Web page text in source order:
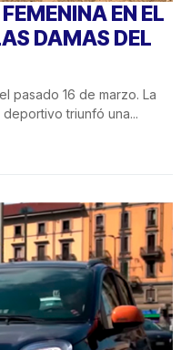
EN EL
DAMAS DEL
pasado 16 de marzo. La
triunfó una...